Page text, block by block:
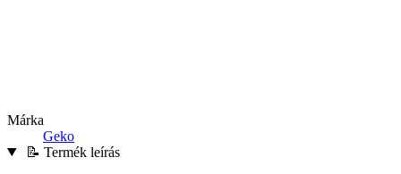
Márka
Geko
📝 Termék leírás